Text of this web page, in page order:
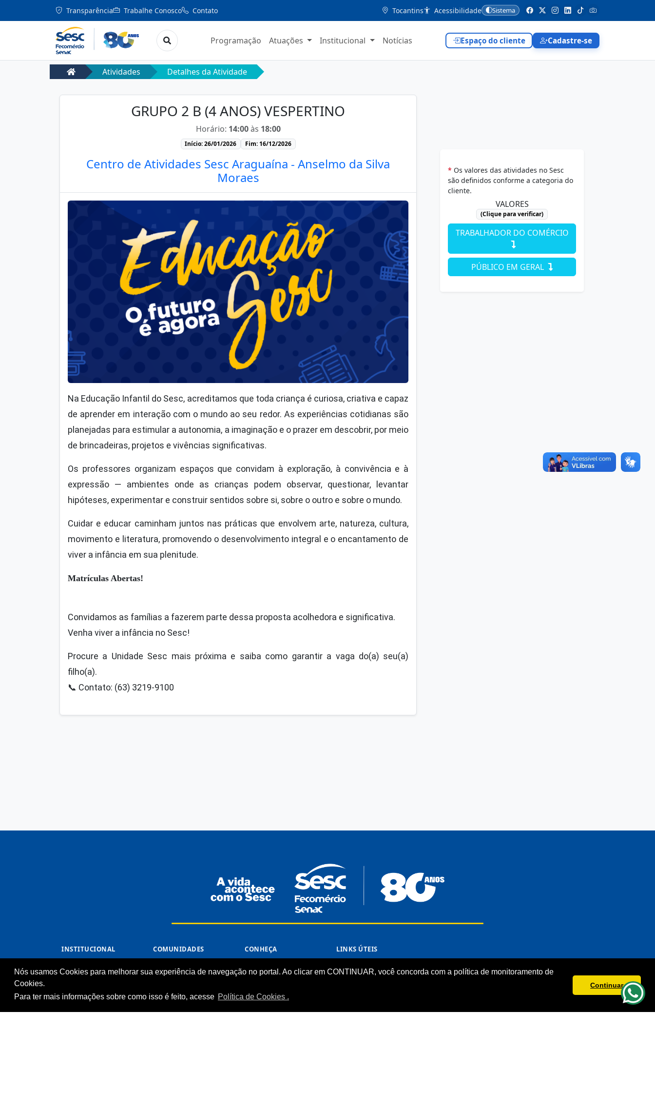
Nós usamos Cookies para melhorar sua experiência de navegação no portal. Ao clicar em CONTINUAR, você concorda com a política de monitoramento de
Cookies.
Para ter mais informações sobre como isso é feito, acesse Política de Cookies .
Continuar
Transparência Trabalhe Conosco Contato Tocantins Acessibilidade Sistema
Programação Atuações Institucional Notícias Espaço do cliente Cadastre-se
Atividades Detalhes da Atividade
GRUPO 2 B (4 ANOS) VESPERTINO
Horário: 14:00às 18:00
Início: 26/01/2026 Fim: 16/12/2026
Centro de Atividades Sesc Araguaína - Anselmo da Silva
Moraes
Na Educação Infantil do Sesc, acreditamos que toda criança é curiosa, criativa e capaz
de aprender em interação com o mundo ao seu redor. As experiências cotidianas são
planejadas para estimular a autonomia, a imaginação e o prazer em descobrir, por meio
de brincadeiras, projetos e vivências significativas.
Os professores organizam espaços que convidam à exploração, à convivência e à
expressão — ambientes onde as crianças podem observar, questionar, levantar
hipóteses, experimentar e construir sentidos sobre si, sobre o outro e sobre o mundo.
Cuidar e educar caminham juntos nas práticas que envolvem arte, natureza, cultura,
movimento e literatura, promovendo o desenvolvimento integral e o encantamento de
viver a infância em sua plenitude.
Matrículas Abertas!
Convidamos as famílias a fazerem parte dessa proposta acolhedora e significativa.
Venha viver a infância no Sesc!
Procure a Unidade Sesc mais próxima e saiba como garantir a vaga do(a) seu(a)
filho(a).
📞 Contato: (63) 3219-9100
* Os valores das atividades no Sesc
são definidos conforme a categoria do
cliente.
VALORES
(Clique para verificar)
PÚBLICO EM GERAL
INSTITUCIONAL
(Antigos)
Notícias
COMUNIDADES
Cliente
CONHEÇA
Sobre o Sesc
Estrutura Organizacional
LINKS ÚTEIS
Fecomércio